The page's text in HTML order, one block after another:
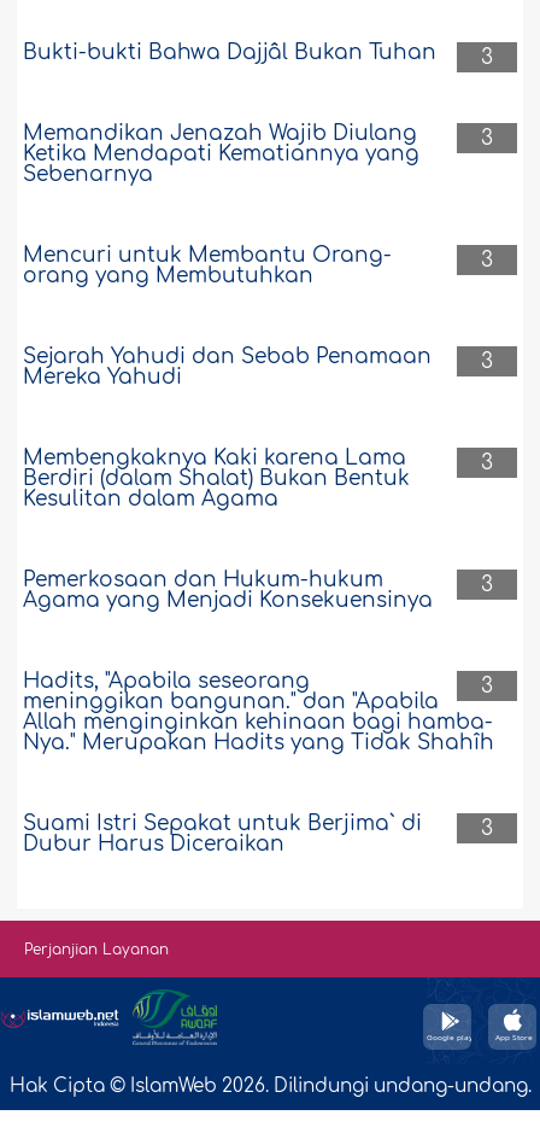
3
Bukti-bukti Bahwa Dajjâl Bukan Tuhan
3
Memandikan Jenazah Wajib Diulang
Ketika Mendapati Kematiannya yang
Sebenarnya
3
Mencuri untuk Membantu Orang-
orang yang Membutuhkan
3
Sejarah Yahudi dan Sebab Penamaan
Mereka Yahudi
3
Membengkaknya Kaki karena Lama
Berdiri (dalam Shalat) Bukan Bentuk
Kesulitan dalam Agama
3
Pemerkosaan dan Hukum-hukum
Agama yang Menjadi Konsekuensinya
3
Hadits, "Apabila seseorang
meninggikan bangunan." dan "Apabila
Allah menginginkan kehinaan bagi hamba-
Nya." Merupakan Hadits yang Tidak Shahîh
3
Suami Istri Sepakat untuk Berjima` di
Dubur Harus Diceraikan
Perjanjian Layanan
Hak Cipta © IslamWeb 2026. Dilindungi undang-undang.